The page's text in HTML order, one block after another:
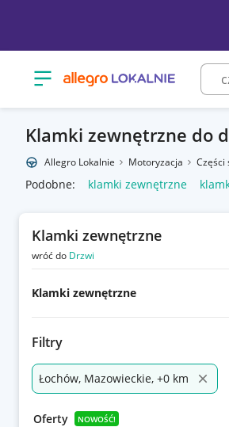
Otwórz menu z kategoriami
Klamki zewnętrzne do
Allegro Lokalnie Motoryzacja Części
Podobne: klamki zewnętrzne
Klamki zewnętrzne
wróć do Drzwi
Klamki zewnętrzne
Filtry
Łochów, Mazowieckie, +0 km
Oferty NOWOŚĆ!